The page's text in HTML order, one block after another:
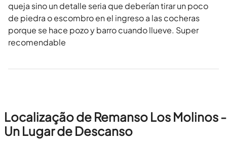
queja sino un detalle seria que deberían tirar un poco
de piedra o escombro en el ingreso a las cocheras
porque se hace pozo y barro cuando llueve. Super
recomendable
Localização de Remanso Los Molinos -
Un Lugar de Descanso